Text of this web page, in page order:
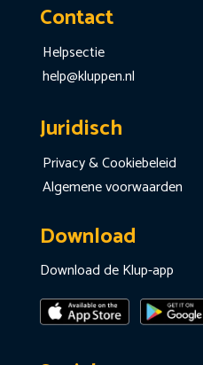
Contact
Helpsectie
help@kluppen.nl
Juridisch
Privacy & Cookiebeleid
Algemene voorwaarden
Download
Download de Klup-app